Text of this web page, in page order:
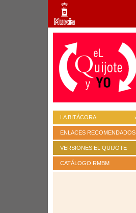
LA BITÁCORA
ENLACES RECOMENDADOS
VERSIONES EL QUIJOTE
CATÁLOGO RMBM